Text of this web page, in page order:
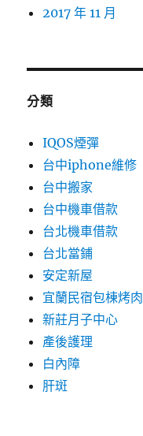
2017 年 11 月
分類
IQOS煙彈
台中iphone維修
台中搬家
台中機車借款
台北機車借款
台北當鋪
安定新屋
宜蘭民宿包棟烤肉
新莊月子中心
產後護理
白內障
肝斑